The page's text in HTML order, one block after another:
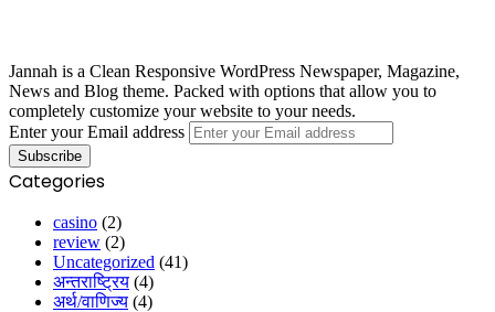
Jannah is a Clean Responsive WordPress Newspaper, Magazine,
News and Blog theme. Packed with options that allow you to
completely customize your website to your needs.
Enter your Email address
Categories
casino (2)
review (2)
Uncategorized (41)
अन्तराष्ट्रिय (4)
अर्थ/वाणिज्य (4)